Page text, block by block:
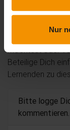
Nur
Du hast noch
ein genaueres
möchtest oder
Beteilige Dich
Lernenden zu
Bitte logge
kommentieren.